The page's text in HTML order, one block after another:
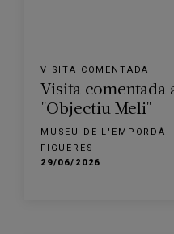
VISITA COMENTADA
Visita comentada
"Objectiu Meli"
MUSEU DE L'EMPORDÀ
FIGUERES
29/06/2026